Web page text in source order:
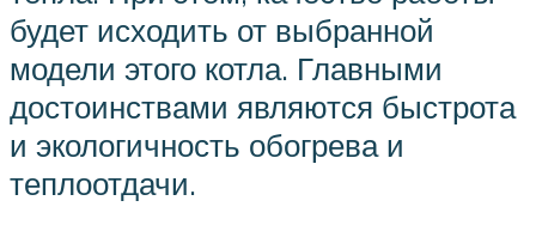
будет исходить от выбранной
модели этого котла. Главными
достоинствами являются быстрота
и экологичность обогрева и
теплоотдачи.